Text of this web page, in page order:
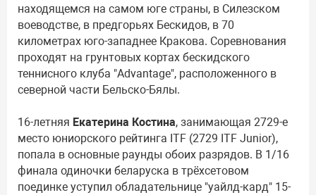
находящемся на самом юге страны, в Силезском
воеводстве, в предгорьях Бескидов, в 70
километрах юго-западнее Кракова. Соревнования
проходят на грунтовых кортах бескидского
теннисного клуба "Advantage", расположенного в
северной части Бельско-Бялы.
16-летняя Екатерина Костина, занимающая 2729-е
место юниорского рейтинга ITF (2729 ITF Junior),
попала в основные раунды обоих разрядов. В 1/16
финала одиночки беларуска в трёхсетовом
поединке уступил обладательнице "уайлд-кард" 15-